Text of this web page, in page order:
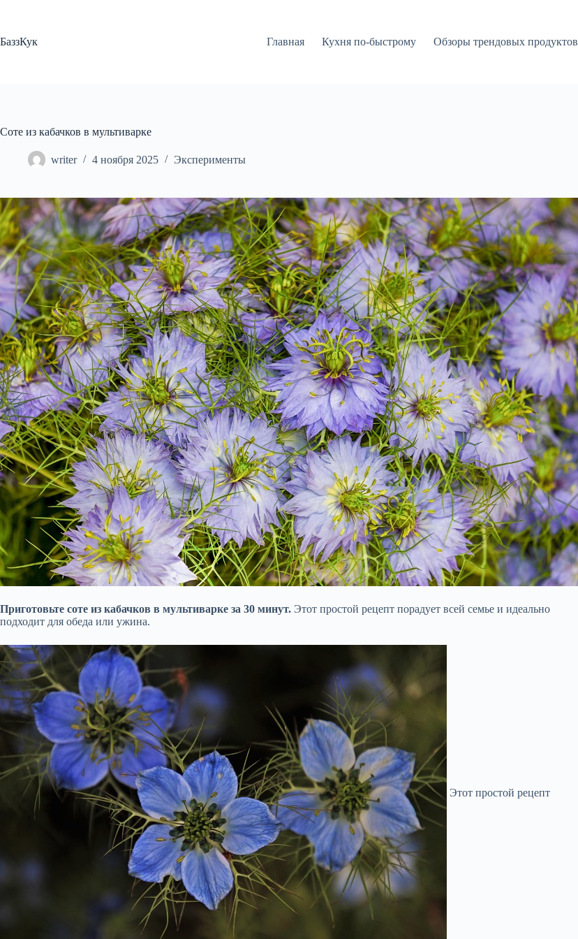
БаззКук
Главная Кухня по-быстрому Обзоры трендовых продуктов
Соте из кабачков в мультиварке
writer 4 ноября 2025 Эксперименты
Приготовьте соте из кабачков в мультиварке за 30 минут. Этот простой рецепт порадует всей семье и идеально
подходит для обеда или ужина.
Этот простой рецепт